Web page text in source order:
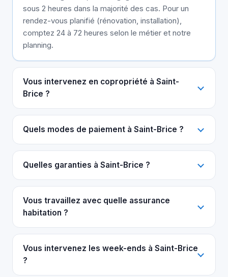
sous 2 heures dans la majorité des cas. Pour un
rendez-vous planifié (rénovation, installation),
comptez 24 à 72 heures selon le métier et notre
planning.
Vous intervenez en copropriété à Saint-
Brice ?
Quels modes de paiement à Saint-Brice ?
Quelles garanties à Saint-Brice ?
Vous travaillez avec quelle assurance
habitation ?
Vous intervenez les week-ends à Saint-Brice
?